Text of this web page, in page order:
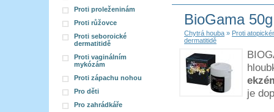
Proti proleženinám
Proti růžovce
Proti seboroické
dermatitidě
Proti vaginálním
mykózám
Proti zápachu nohou
Pro děti
Pro zahrádkáře
BioGama 50g
Chytrá houba » Proti
dermatitidě
je